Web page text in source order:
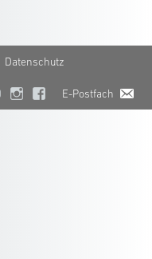
Datenschutz
E-Postfach